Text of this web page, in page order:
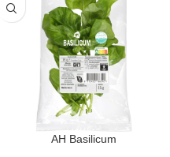
AH Basilicum